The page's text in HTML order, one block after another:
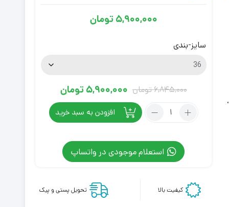
5,900,000 تومان
سایز-بندی
6,845,000تومان
قیمت
اصلی
6,845,000
تومان
بود.
5,900,000 تومان
قیمت
فعلی
5,900,000
تومان
است.
تعداد:
آل
استار
اردکی
افزودن به سبد خرید
استعلام موجودی در واتساپ
کیفیت بالا تحویل پستی و پیک